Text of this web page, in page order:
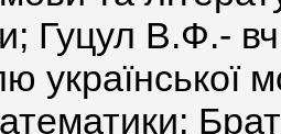
Гуцул В.Ф.-
української